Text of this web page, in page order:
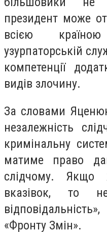
президент може
всією
узурпаторській
компетенції
видів злочину.
За словами
незалежність
кримінальну
матиме право
слідчому.
вказівок, то
«Фронту Змін».